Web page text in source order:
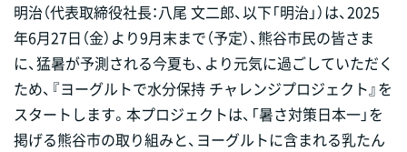
明治（代表取締役社長：八尾 文二郎、以下「明治」）は、2025
年6月27日（金）より9月末まで（予定）、熊谷市民の皆さま
に、猛暑が予測される今夏も、より元気に過ごしていただく
ため、『ヨーグルトで水分保持 チャレンジプロジェクト』を
スタートします。本プロジェクトは、「暑さ対策日本一」を
掲げる熊谷市の取り組みと、ヨーグルトに含まれる乳たん